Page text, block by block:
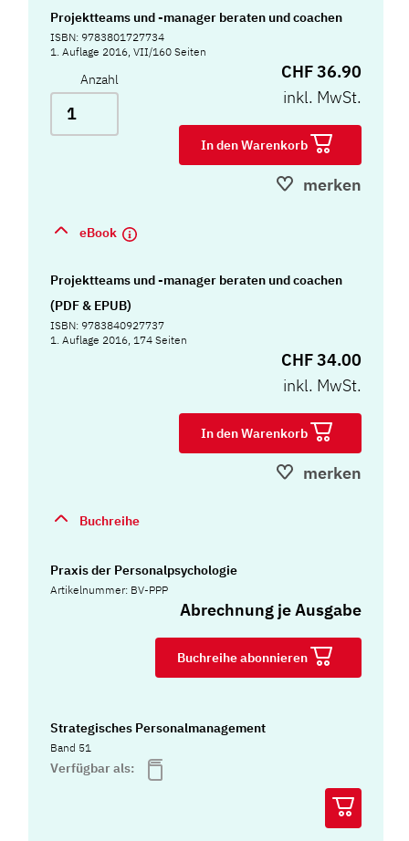
Projektteams und -manager beraten und coachen
ISBN: 9783801727734
1. Auflage 2016, VII/160 Seiten
Anzahl
CHF 36.90
inkl. MwSt.
In den Warenkorb
merken
eBook
Projektteams und -manager beraten und coachen
(PDF & EPUB)
ISBN: 9783840927737
1. Auflage 2016, 174 Seiten
CHF 34.00
inkl. MwSt.
In den Warenkorb
merken
Buchreihe
Praxis der Personalpsychologie
Artikelnummer: BV-PPP
Abrechnung je Ausgabe
Buchreihe abonnieren
Strategisches Personalmanagement
Band 51
Verfügbar als: